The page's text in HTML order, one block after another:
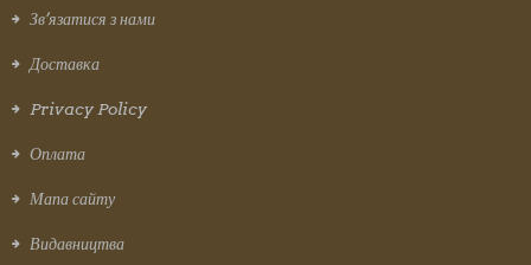
Зв’язатися з нами
Доставка
Privacy Policy
Оплата
Мапа сайту
Видавництва